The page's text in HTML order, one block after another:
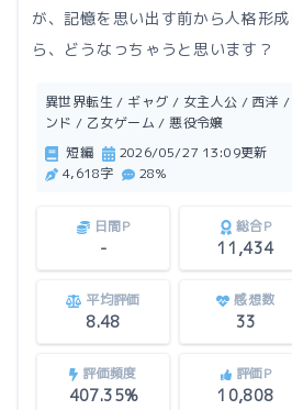
が、記憶を思い出す前から人格形
ら、どうなっちゃうと思います？
異世界転生 / ギャグ / 女主人公 / 西洋
ンド / 乙女ゲーム / 悪役令嬢
短編
2026/05/27 13:09更新
4,618字
28%
日間P
-
総合P
11,434
平均評価
8.48
感想数
33
評価頻度
407.35%
評価P
10,808